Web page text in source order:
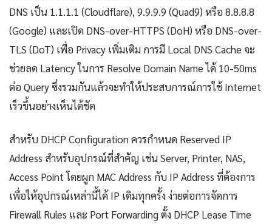
DNS เป็น 1.1.1.1 (Cloudflare), 9.9.9.9 (Quad9) หรือ 8.8.8.8
(Google) และเปิด DNS-over-HTTPS (DoH) หรือ DNS-over-
TLS (DoT) เพื่อ Privacy เพิ่มเติม การมี Local DNS Cache จะ
ช่วยลด Latency ในการ Resolve Domain Name ได้ 10-50ms
ต่อ Query ซึ่งรวมกันแล้วจะทำให้ประสบการณ์การใช้ Internet
เร็วขึ้นอย่างเห็นได้ชัด
สำหรับ DHCP Configuration ควรกำหนด Reserved IP
Address สำหรับอุปกรณ์ที่สำคัญ เช่น Server, Printer, NAS,
Access Point โดยผูก MAC Address กับ IP Address ที่ต้องการ
เพื่อให้อุปกรณ์เหล่านี้ได้ IP เดิมทุกครั้ง ง่ายต่อการจัดการ
Firewall Rules และ Port Forwarding ตั้ง DHCP Lease Time